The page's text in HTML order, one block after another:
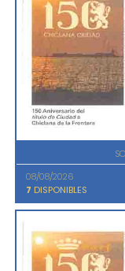
08/08/2026
7 DISPONIBLES